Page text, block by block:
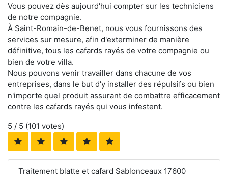
Vous pouvez dès aujourd'hui compter sur les techniciens
de notre compagnie.
À Saint-Romain-de-Benet, nous vous fournissons des
services sur mesure, afin d'exterminer de manière
définitive, tous les cafards rayés de votre compagnie ou
bien de votre villa.
Nous pouvons venir travailler dans chacune de vos
entreprises, dans le but d'y installer des répulsifs ou bien
n'importe quel produit assurant de combattre efficacement
contre les cafards rayés qui vous infestent.
5 / 5 (101 votes)
Traitement blatte et cafard Sablonceaux 17600